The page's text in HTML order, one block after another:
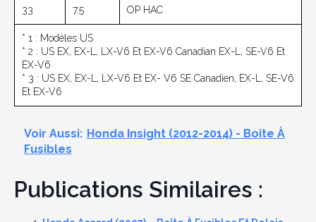
33 7.5 OP HAC
* 1 : Modèles US
* 2 : US EX, EX-L, LX-V6 Et EX-V6 Canadian EX-L, SE-V6 Et
EX-V6
* 3 : US EX, EX-L, LX-V6 Et EX- V6 SE Canadien, EX-L, SE-V6
Et EX-V6
Voir Aussi: Honda Insight (2012-2014) - Boîte À
Fusibles
Publications Similaires :